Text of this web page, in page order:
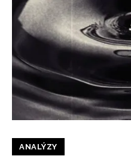
ANALÝZY